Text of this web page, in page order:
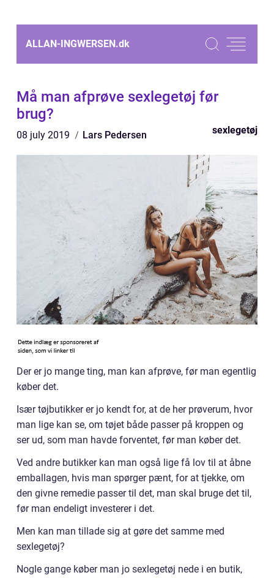
ALLAN-INGWERSEN.dk
Må man afprøve sexlegetøj før
brug?
08 july 2019 Lars Pedersen sexlegetøj
Der er jo mange ting, man kan afprøve, før man egentlig
køber det.
Især tøjbutikker er jo kendt for, at de her prøverum, hvor
man lige kan se, om tøjet både passer på kroppen og
ser ud, som man havde forventet, før man køber det.
Ved andre butikker kan man også lige få lov til at åbne
emballagen, hvis man spørger pænt, for at tjekke, om
den givne remedie passer til det, man skal bruge det til,
før man endeligt investerer i det.
Men kan man tillade sig at gøre det samme med
sexlegetøj?
Nogle gange køber man jo sexlegetøj nede i en butik,